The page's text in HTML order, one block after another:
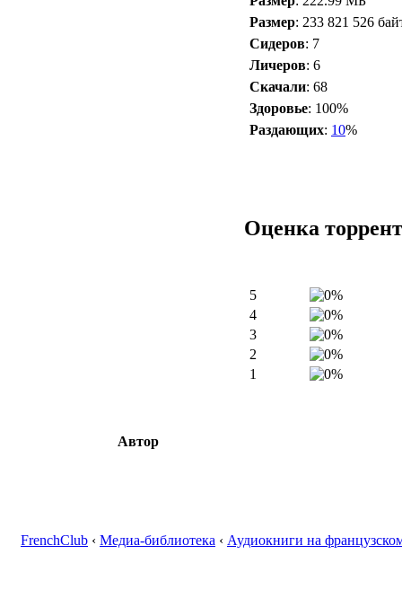
Размер: 233 821 526
Сидеров: 7
Личеров: 6
Скачали: 68
Здоровье: 100%
Раздающих: 10%
Оценка
5
4
3
2
1
Автор
FrenchClub ‹ Медиа-библиотека ‹ Аудиокниги на